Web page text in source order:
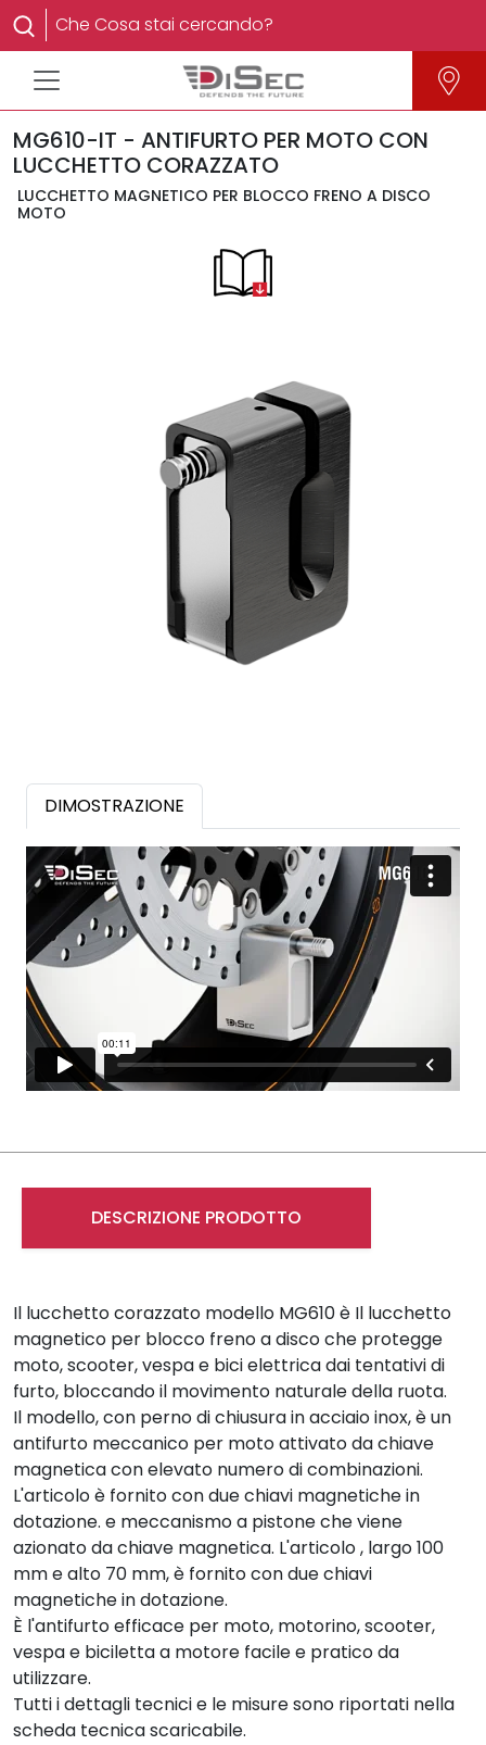
MG610-IT - ANTIFURTO PER MOTO CON
LUCCHETTO CORAZZATO
LUCCHETTO MAGNETICO PER BLOCCO FRENO A DISCO
MOTO
DIMOSTRAZIONE
DESCRIZIONE PRODOTTO
Il lucchetto corazzato modello MG610 è Il lucchetto
magnetico per blocco freno a disco che protegge
moto, scooter, vespa e bici elettrica dai tentativi di
furto, bloccando il movimento naturale della ruota.
Il modello, con perno di chiusura in acciaio inox, è un
antifurto meccanico per moto attivato da chiave
magnetica con elevato numero di combinazioni.
L'articolo è fornito con due chiavi magnetiche in
dotazione. e meccanismo a pistone che viene
azionato da chiave magnetica. L'articolo , largo 100
mm e alto 70 mm, è fornito con due chiavi
magnetiche in dotazione.
È l'antifurto efficace per moto, motorino, scooter,
vespa e biciletta a motore facile e pratico da
utilizzare.
Tutti i dettagli tecnici e le misure sono riportati nella
scheda tecnica scaricabile.